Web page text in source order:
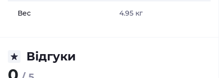
Вес 4.95 кг
Відгуки